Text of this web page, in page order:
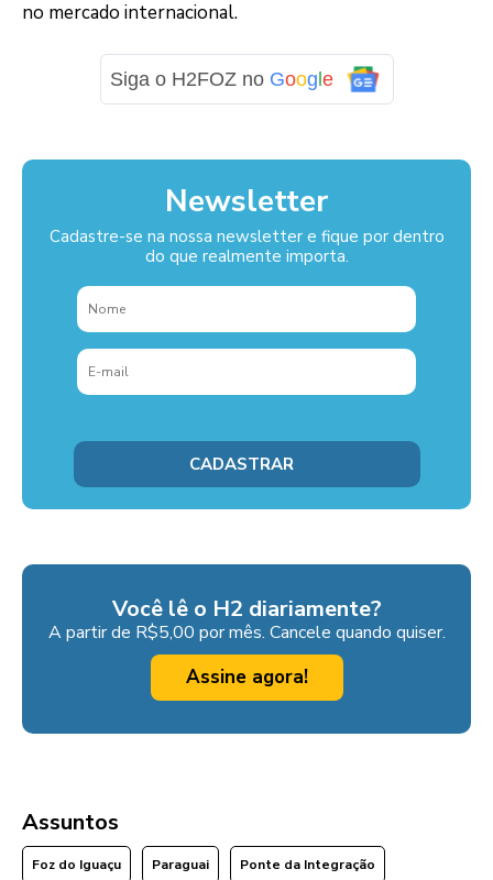
no mercado internacional.
Siga o H2FOZ no Google
Newsletter
Cadastre-se na nossa newsletter e fique por dentro
do que realmente importa.
Você lê o H2 diariamente?
A partir de R$5,00 por mês. Cancele quando quiser.
Assine agora!
Assuntos
Foz do Iguaçu Paraguai Ponte da Integração